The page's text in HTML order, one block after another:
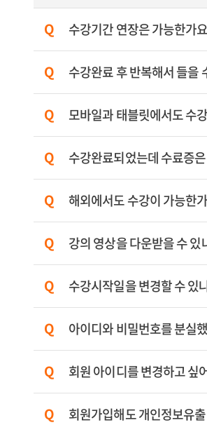
수강기간 연장은 가능한가
수강완료 후 반복해서 들을
모바일과 태블릿에서도 수
수강완료되었는데 수료증
해외에서도 수강이 가능한
강의 영상을 다운받을 수 있
수강시작일을 변경할 수 있
아이디와 비밀번호를 분실
회원 아이디를 변경하고 싶
회원가입해도 개인정보유